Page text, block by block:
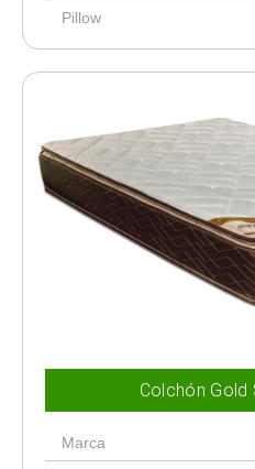
Pillow
Colchón Gold
Marca